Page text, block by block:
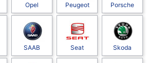
Opel Peugeot Porsche
SAAB Seat Skoda